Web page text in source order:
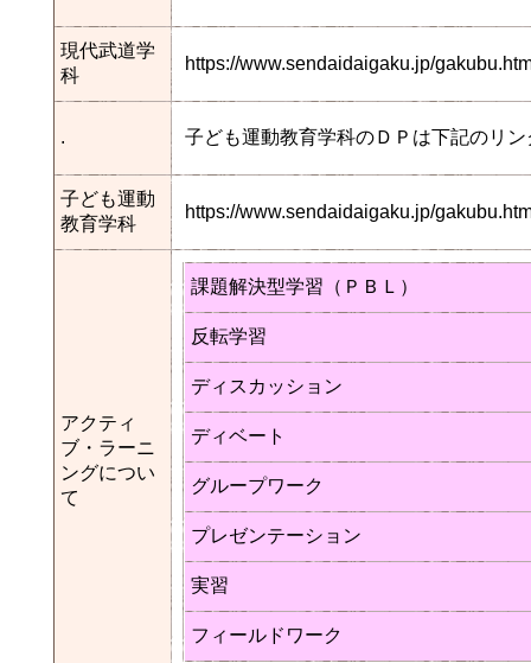
現代武道学
科
https://www.sendaidaigaku.jp/
. 子ども運動教育学科のＤＰは下記のリ
子ども運動
教育学科
https://www.sendaidaigaku.jp/
アクティ
ブ・ラーニ
ングについ
て
課題解決型学習（ＰＢＬ）
反転学習
ディスカッション
ディベート
グループワーク
プレゼンテーション
実習
フィールドワーク